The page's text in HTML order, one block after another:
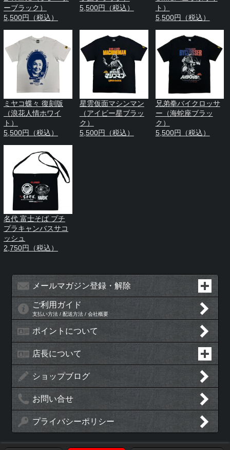
ーブラック）
5,500円（税込）
5,500円（税込）
ト）
5,500円（税込）
ミヤコ蝶々 復刻版
（浪花人情ホワイ
ト）
5,500円（税込）
星雲仮面マシンマン
（アイビー星ブラッ
ク）
5,500円（税込）
兄弟拳バイクロッサ
ー（海蛇座ブラッ
ク）
5,500円（税込）
名代 富士そば プチ
プラキャンバスサコ
ッシュ
2,750円（税込）
メールマガジン登録・解除
ご利用ガイド
支払い方法 / 配送方法 / 会社概要
ポイントについて
店長について
ショップブログ
お問い合せ
プライバシーポリシー